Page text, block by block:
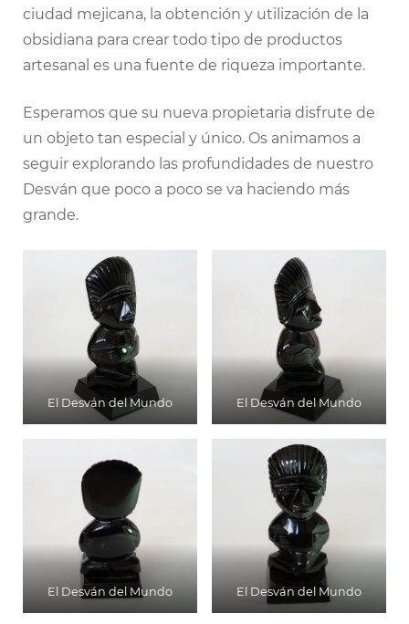
ciudad mejicana, la obtención y utilización de la
obsidiana para crear todo tipo de productos
artesanal es una fuente de riqueza importante.
Esperamos que su nueva propietaria disfrute de
un objeto tan especial y único. Os animamos a
seguir explorando las profundidades de nuestro
Desván que poco a poco se va haciendo más
grande.
El Desván del Mundo El Desván del Mundo
El Desván del Mundo El Desván del Mundo